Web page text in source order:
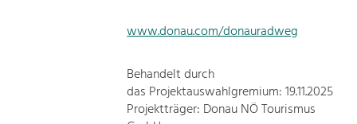
www.donau.com/donauradweg
Behandelt durch
das Projektauswahlgremium: 19.11.2025
Projektträger: Donau NÖ Tourismus